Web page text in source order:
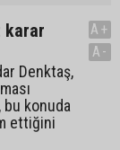
karar
Denktaş,
bu konuda
ettiğini
A+
A-